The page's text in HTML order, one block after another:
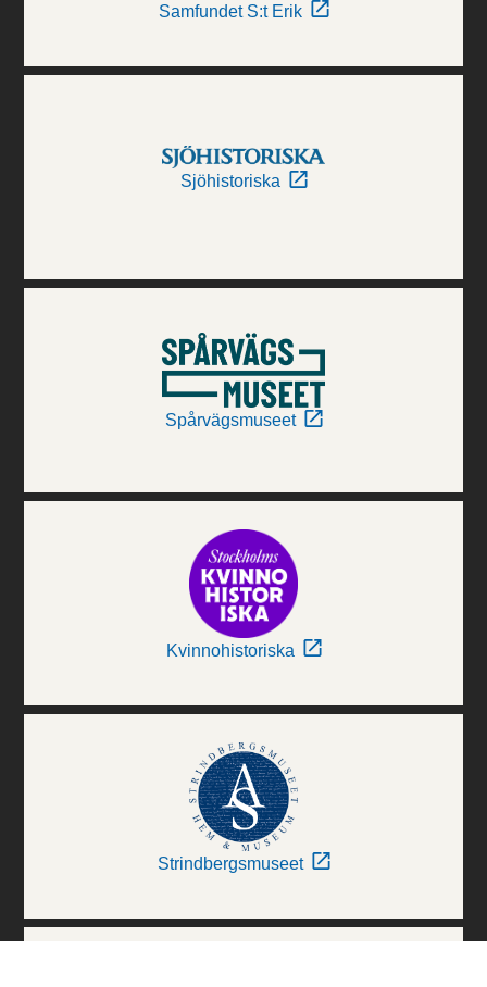
Samfundet S:t Erik
Sjöhistoriska
Spårvägsmuseet
Kvinnohistoriska
Strindbergsmuseet